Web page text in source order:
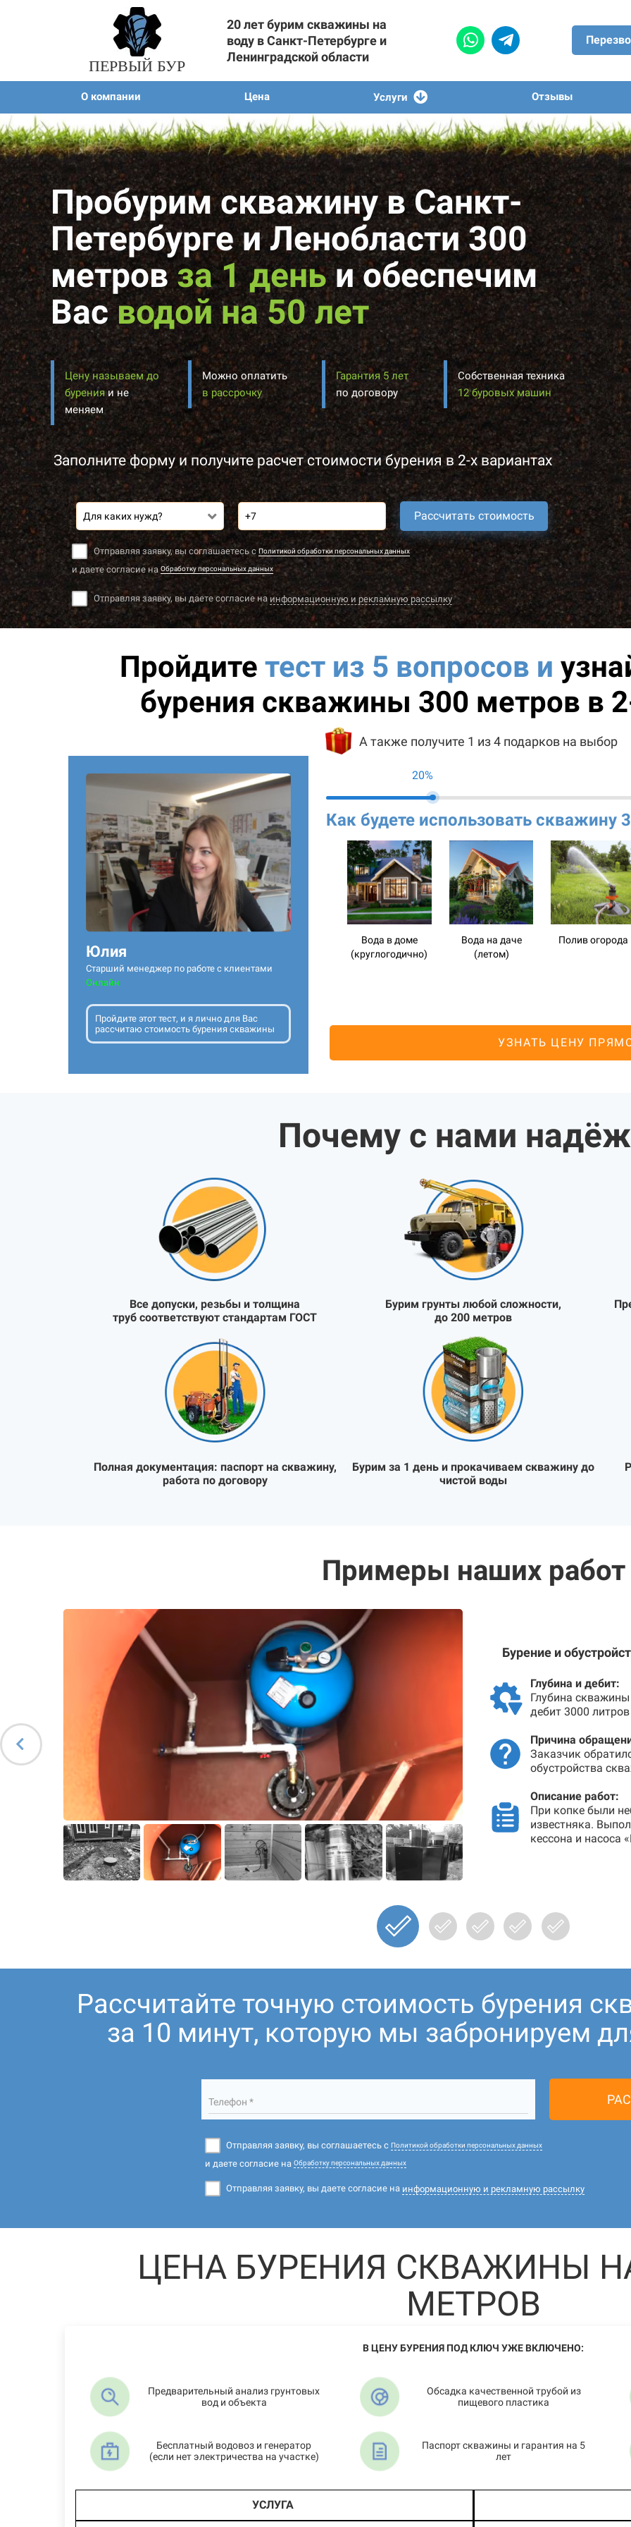
ПЕРВЫЙ БУР
20 лет бурим скважины на
воду в Санкт-Петербурге и
Ленинградской области
О компании Цена Услуги Отзывы
Пробурим скважину в Санкт-
Петербурге и Ленобласти 300
метров за 1 день и обеспечим
Васводой на 50 лет
Цену называем до
бурения и не
меняем
Собственная техника
12 буровых машин
Гарантия 5 лет
по договору
Для каких нужд? Рассчитать стоимость
Отправляя заявку, вы соглашаетесь с Политикой обработки персональных данных
и даете согласие на Обработку персональных данных
Отправляя заявку, вы даете согласие на информационную и рекламную рассылку
Можно оплатить
в рассрочку
Заполните форму и получите расчет стоимости бурения в 2-х вариантах
Пройдите тест из 5 вопросов и
бурения скважины 300 метров в
А также получите 1 из 4 подарков на выбор
Юлия
Старший менеджер по работе с клиентами
Онлайн
Пройдите этот тест, и я лично для Вас
рассчитаю стоимость бурения скважины
20%
Как будете использовать скважину
Вода в доме
(круглогодично)
Вода на даче
(летом)
Полив огорода
УЗНАТЬ ЦЕНУ
Почему с нами
Все допуски, резьбы и толщина
труб соответствуют стандартам ГОСТ
Бурим грунты любой сложности,
до 200 метров
Полная документация: паспорт на скважину,
работа по договору
Бурим за 1 день и прокачиваем скважину до
чистой воды
Примеры наших работ
Бурение и
Глубина и дебит:
Глубина
дебит 3000
Причина
Заказчик
обустройства
Описание работ:
При копке были
известняка.
кессона и насоса
Рассчитайте точную стоимость бурения
за 10 минут, которую мы забронируем
Телефон *
Отправляя заявку, вы соглашаетесь с Политикой обработки персональных данных
и даете согласие на Обработку персональных данных
Отправляя заявку, вы даете согласие на информационную и рекламную рассылку
ЦЕНА БУРЕНИЯ СКВАЖИНЫ
МЕТРОВ
В ЦЕНУ БУРЕНИЯ ПОД КЛЮЧ УЖЕ ВКЛЮЧЕНО:
Предварительный анализ грунтовых
вод и объекта
Бесплатный водовоз и генератор
(если нет электричества на участке)
Обсадка качественной трубой из
пищевого пластика
Паспорт скважины и гарантия на 5
лет
УСЛУГА